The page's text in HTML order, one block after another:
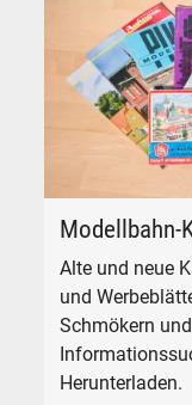
Modellbahn-
Alte und neue
und
Schmökern
Herunterladen.